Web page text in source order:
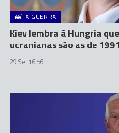
A GUERRA
Kiev lembra à Hungria
ucranianas são as de 1991
29 Set 16:56